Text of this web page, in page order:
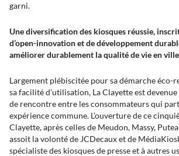
garni.
Une diversification des kiosques réussie,
d’open-innovation et de développement
améliorer durablement la qualité de vie en
Largement plébiscitée pour sa démarche éco-
sa facilité d’utilisation, La Clayette est
de rencontre entre les consommateurs qui
expérience commune. L’ouverture de ce
Clayette, après celles de Meudon, Massy,
assoit la volonté de JCDecaux et de
spécialiste des kiosques de presse et à autres